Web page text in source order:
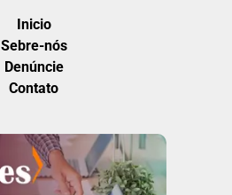
Inicio
Sebre-nós
Denúncie
Contato